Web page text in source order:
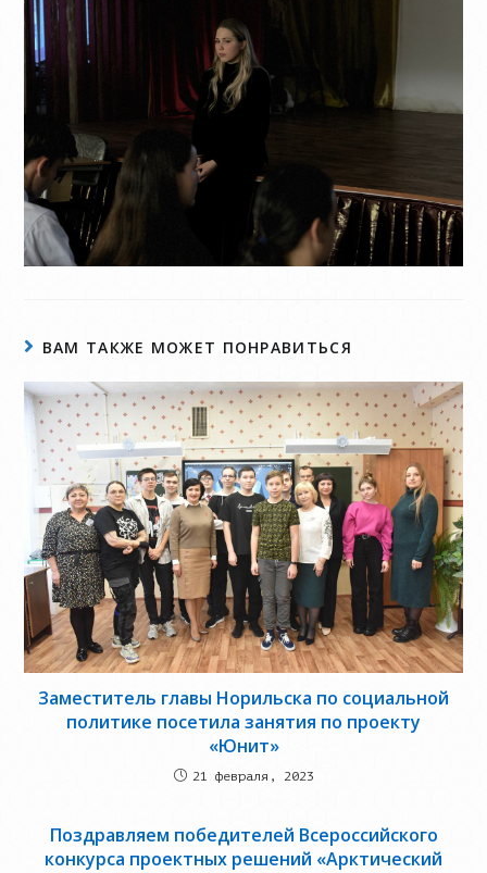
ВАМ ТАКЖЕ МОЖЕТ ПОНРАВИТЬСЯ
Заместитель главы Норильска по социальной
политике посетила занятия по проекту
«Юнит»
21 февраля, 2023
Поздравляем победителей Всероссийского
конкурса проектных решений «Арктический